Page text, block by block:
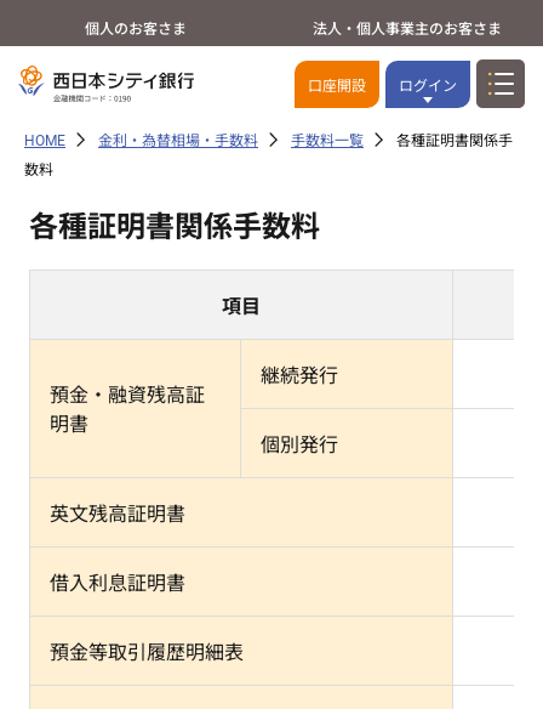
個人のお客さま 法人・個人事業主のお客さま
口座開設 ログイン
HOME 金利・為替相場・手数料 手数料一覧
各種証明書関係手
数料
各種証明書関係手数料
項目
預金・融資残高証
明書
継続発行
個別発行
英文残高証明書
借入利息証明書
預金等取引履歴明細表